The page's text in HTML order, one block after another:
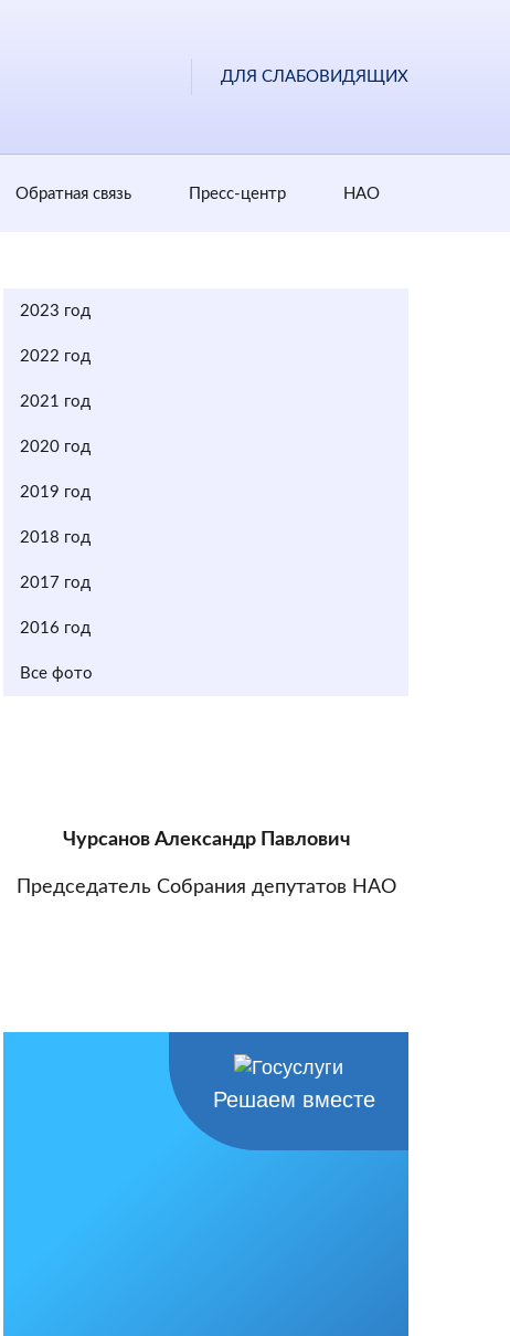
ДЛЯ СЛАБОВИДЯЩИХ
Обратная cвязь Пресс-центр НАО
2023 год
2022 год
2021 год
2020 год
2019 год
2018 год
2017 год
2016 год
Все фото
Чурсанов Александр Павлович
Председатель Собрания депутатов НАО
Решаем вместе